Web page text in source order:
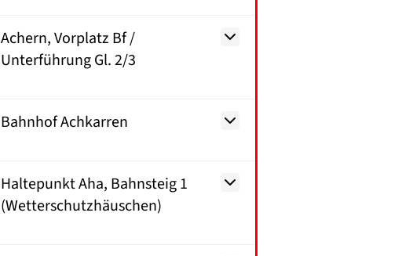
Achern, Vorplatz Bf /
Unterführung Gl. 2/3
Bahnhof Achkarren
Haltepunkt Aha, Bahnsteig 1
(Wetterschutzhäuschen)